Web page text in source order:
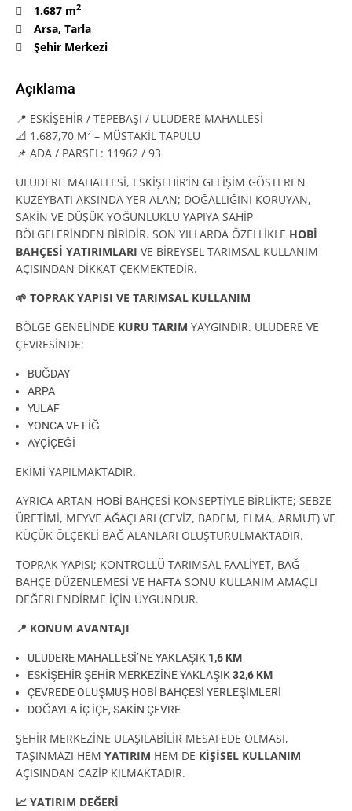
1.687 m2
Arsa, Tarla
Şehir Merkezi
Açıklama
📍 ESKİŞEHİR / TEPEBAŞI / ULUDERE MAHALLESİ
📐 1.687,70 M² – MÜSTAKİL TAPULU
📌 ADA / PARSEL: 11962 / 93
ULUDERE MAHALLESİ, ESKİŞEHİR’İN GELİŞİM GÖSTEREN
KUZEYBATI AKSINDA YER ALAN; DOĞALLIĞINI KORUYAN,
SAKİN VE DÜŞÜK YOĞUNLUKLU YAPIYA SAHİP
BÖLGELERİNDEN BİRİDİR. SON YILLARDA ÖZELLİKLE HOBİ
BAHÇESİ YATIRIMLARI VE BİREYSEL TARIMSAL KULLANIM
AÇISINDAN DİKKAT ÇEKMEKTEDİR.
🌱 TOPRAK YAPISI VE TARIMSAL KULLANIM
BÖLGE GENELİNDE KURU TARIM YAYGINDIR. ULUDERE VE
ÇEVRESİNDE:
BUĞDAY
ARPA
YULAF
YONCA VE FİĞ
AYÇİÇEĞİ
EKİMİ YAPILMAKTADIR.
AYRICA ARTAN HOBİ BAHÇESİ KONSEPTİYLE BİRLİKTE; SEBZE
ÜRETİMİ, MEYVE AĞAÇLARI (CEVİZ, BADEM, ELMA, ARMUT) VE
KÜÇÜK ÖLÇEKLİ BAĞ ALANLARI OLUŞTURULMAKTADIR.
TOPRAK YAPISI; KONTROLLÜ TARIMSAL FAALİYET, BAĞ-
BAHÇE DÜZENLEMESİ VE HAFTA SONU KULLANIM AMAÇLI
DEĞERLENDİRME İÇİN UYGUNDUR.
📍 KONUM AVANTAJI
ULUDERE MAHALLESİ’NE YAKLAŞIK 1,6 KM
ESKİŞEHİR ŞEHİR MERKEZİNE YAKLAŞIK32,6 KM
ÇEVREDE OLUŞMUŞ HOBİ BAHÇESİ YERLEŞİMLERİ
DOĞAYLA İÇ İÇE, SAKİN ÇEVRE
ŞEHİR MERKEZİNE ULAŞILABİLİR MESAFEDE OLMASI,
TAŞINMAZI HEM YATIRIM HEM DE KİŞİSEL KULLANIM
AÇISINDAN CAZİP KILMAKTADIR.
📈 YATIRIM DEĞERİ